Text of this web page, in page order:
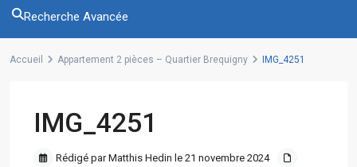
Recherche Avancée
Accueil Appartement 2 pièces – Quartier Brequigny IMG_4251
IMG_4251
Rédigé par Matthis Hedin le 21 novembre 2024